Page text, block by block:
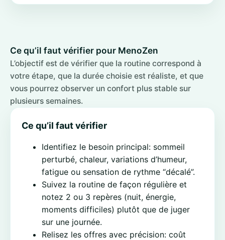
Ce qu’il faut vérifier pour MenoZen
L’objectif est de vérifier que la routine correspond à
votre étape, que la durée choisie est réaliste, et que
vous pourrez observer un confort plus stable sur
plusieurs semaines.
Ce qu’il faut vérifier
Identifiez le besoin principal: sommeil
perturbé, chaleur, variations d’humeur,
fatigue ou sensation de rythme “décalé”.
Suivez la routine de façon régulière et
notez 2 ou 3 repères (nuit, énergie,
moments difficiles) plutôt que de juger
sur une journée.
Relisez les offres avec précision: coût